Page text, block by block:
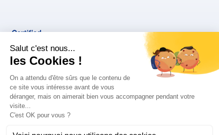
FR
Bjorg pour les pros
Politique de confidentialité
Instagram Facebook
Retrouvez les informations AGEC de nos produits sur le site